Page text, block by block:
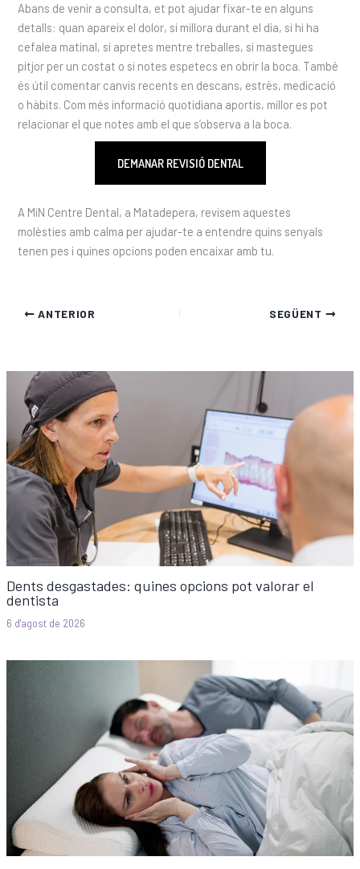
Abans de venir a consulta, et pot ajudar fixar-te en alguns
detalls: quan apareix el dolor, si millora durant el dia, si hi ha
cefalea matinal, si apretes mentre treballes, si mastegues
pitjor per un costat o si notes espetecs en obrir la boca. També
és útil comentar canvis recents en descans, estrès, medicació
o hàbits. Com més informació quotidiana aportis, millor es pot
relacionar el que notes amb el que s’observa a la boca.
DEMANAR REVISIÓ DENTAL
A MiN Centre Dental, a Matadepera, revisem aquestes
molèsties amb calma per ajudar-te a entendre quins senyals
tenen pes i quines opcions poden encaixar amb tu.
ANTERIOR SEGÜENT
Dents desgastades: quines opcions pot valorar el
dentista
6 d'agost de 2026